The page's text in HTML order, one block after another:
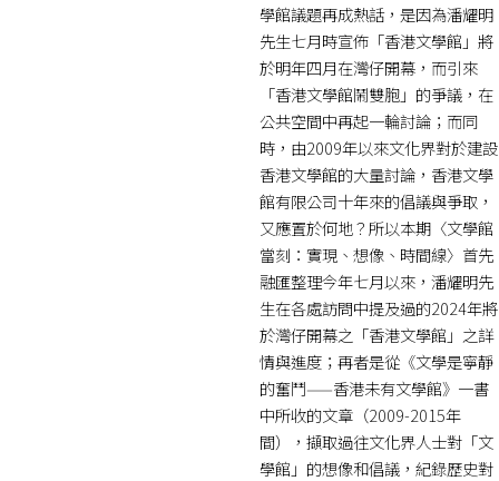
學館議題再成熱話，是因為潘耀明
先生七月時宣佈「香港文學館」將
於明年四月在灣仔開幕，而引來
「香港文學館鬧雙胞」的爭議，在
公共空間中再起一輪討論；而同
時，由2009年以來文化界對於建設
香港文學館的大量討論，香港文學
館有限公司十年來的倡議與爭取，
又應置於何地？所以本期〈文學館
當刻：實現、想像、時間線〉首先
融匯整理今年七月以來，潘耀明先
生在各處訪問中提及過的2024年將
於灣仔開幕之「香港文學館」之詳
情與進度；再者是從《文學是寧靜
的奮鬥——香港未有文學館》一書
中所收的文章（2009-2015年
間），擷取過往文化界人士對「文
學館」的想像和倡議，紀錄歷史對